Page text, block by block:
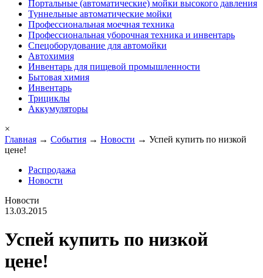
Портальные (автоматические) мойки высокого давления
Туннельные автоматические мойки
Профессиональная моечная техника
Профессиональная уборочная техника и инвентарь
Спецоборудование для автомойки
Автохимия
Инвентарь для пищевой промышленности
Бытовая химия
Инвентарь
Трициклы
Аккумуляторы
×
Главная → События → Новости → Успей купить по низкой
цене!
Распродажа
Новости
Новости
13.03.2015
Успей купить по низкой
цене!